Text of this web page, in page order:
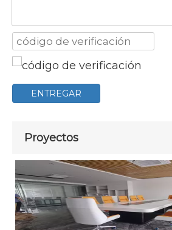
ENTREGAR
Proyectos